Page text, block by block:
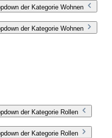
der Kategorie Wohnen
der Kategorie Wohnen
der Kategorie Rollen
der Kategorie Rollen